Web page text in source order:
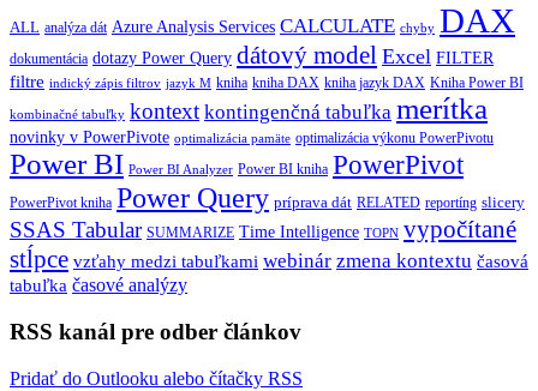
ALL analýza dát Azure Analysis Services CALCULATE chyby DAX
dokumentácia dotazy Power Query dátový model Excel FILTER
filtre indický zápis filtrov jazyk M kniha kniha DAX kniha jazyk DAX Kniha Power BI
kombinačné tabuľky kontext kontingenčná tabuľka merítka
novinky v PowerPivote optimalizácia pamäte optimalizácia výkonu PowerPivotu
Power BI Power BI Analyzer Power BI kniha PowerPivot
PowerPivot kniha Power Query príprava dát RELATED reportíng slicery
SSAS Tabular SUMMARIZE Time Intelligence TOPN vypočítané
stĺpce vzťahy medzi tabuľkami webinár zmena kontextu časová
tabuľka časové analýzy
RSS kanál pre odber článkov
Pridať do Outlooku alebo čítačky RSS